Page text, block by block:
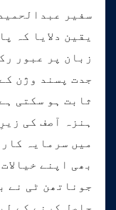
سفیر
یقین دلایا کہ
زبان پر عبور
جدت پسند وژن
ثابت ہو سکتی
ہنزہ آصف کی
میں سرمایہ
بھی اپنے
جوناتھن ٹی نے
حاصل کرنے کے